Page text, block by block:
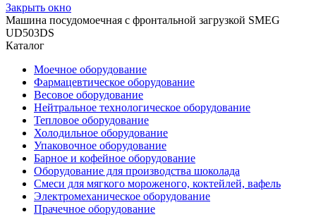
Закрыть окно
Машина посудомоечная с фронтальной загрузкой SMEG
UD503DS
Каталог
Моечное оборудование
Фармацевтическое оборудование
Весовое оборудование
Нейтральное технологическое оборудование
Тепловое оборудование
Холодильное оборудование
Упаковочное оборудование
Барное и кофейное оборудование
Оборудование для производства шоколада
Смеси для мягкого мороженого, коктейлей, вафель
Электромеханическое оборудование
Прачечное оборудование